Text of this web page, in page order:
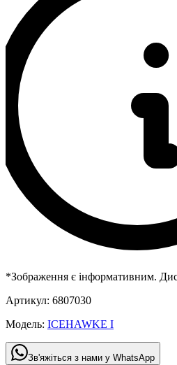
*Зображення є інформативним.
Артикул: 6807030
Модель: ICEHAWKE I
Зв'яжіться з нами у WhatsApp